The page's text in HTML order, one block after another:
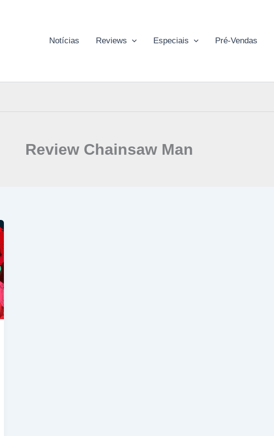
Notícias Reviews Especiais Pré-Vendas
Review Chainsaw Man